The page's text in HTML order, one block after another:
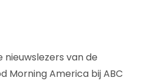
nieuwslezers van de
Morning America bij ABC